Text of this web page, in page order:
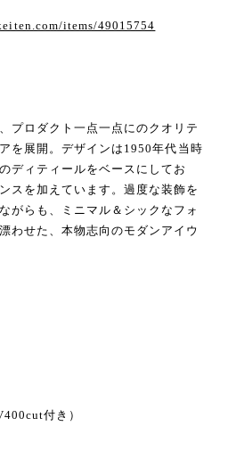
items/49015754
プロダクト一点一点にのクオリテ
を展開。デザインは1950年代当時
ディティールをベースにしてお
スを加えています。過度な装飾を
がらも、ミニマル＆シックなフォ
わせた、本物志向のモダンアイウ
付き）